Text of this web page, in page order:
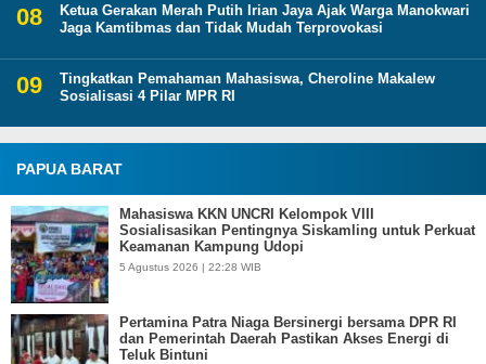
Ketua Gerakan Merah Putih Irian Jaya Ajak Warga Manokwari
Jaga Kamtibmas dan Tidak Mudah Terprovokasi
Tingkatkan Pemahaman Mahasiswa, Cheroline Makalew
Sosialisasi 4 Pilar MPR RI
PAPUA BARAT
Mahasiswa KKN UNCRI Kelompok VIII
Sosialisasikan Pentingnya Siskamling untuk Perkuat
Keamanan Kampung Udopi
5 Agustus 2026 | 22:28 WIB
Pertamina Patra Niaga Bersinergi bersama DPR RI
dan Pemerintah Daerah Pastikan Akses Energi di
Teluk Bintuni